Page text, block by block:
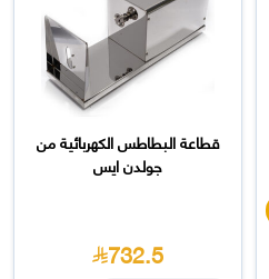
قطاعة البطاطس الكهربائية من
جولدن ايس
732.5